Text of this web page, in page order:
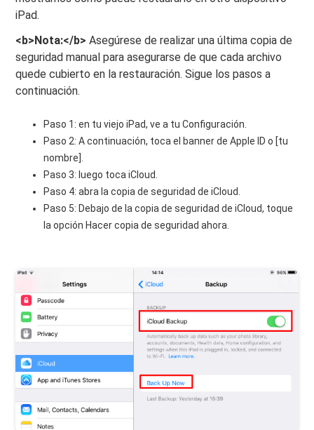
iPad.
<b>Nota:</b> Asegúrese de realizar una última copia de
seguridad manual para asegurarse de que cada archivo
quede cubierto en la restauración. Sigue los pasos a
continuación.
Paso 1: en tu viejo iPad, ve a tu Configuración.
Paso 2: A continuación, toca el banner de Apple ID o [tu
nombre].
Paso 3: luego toca iCloud.
Paso 4: abra la copia de seguridad de iCloud.
Paso 5: Debajo de la copia de seguridad de iCloud, toque
la opción Hacer copia de seguridad ahora.